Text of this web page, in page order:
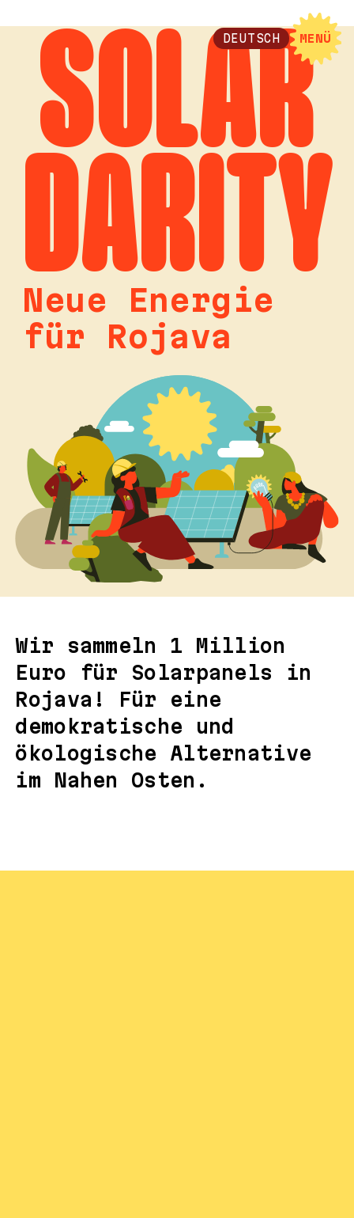
DEUTSCH MENÜ
SOLAR
DARITY
Neue Energie
für Rojava
Wir sammeln 1 Million
Euro für Solarpanels in
Rojava! Für eine
demokratische und
ökologische Alternative
im Nahen Osten.